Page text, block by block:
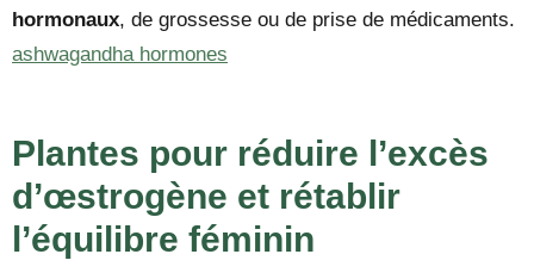
hormonaux, de grossesse ou de prise de médicaments.
ashwagandha hormones
Plantes pour réduire l’excès
d’œstrogène et rétablir
l’équilibre féminin